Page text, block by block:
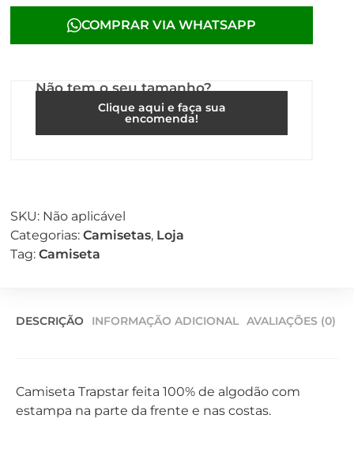
COMPRAR VIA WHATSAPP
Não tem o seu tamanho?
Clique aqui e faça sua
encomenda!
SKU: Não aplicável
Categorias: Camisetas, Loja
Tag: Camiseta
DESCRIÇÃO INFORMAÇÃO ADICIONAL AVALIAÇÕES (0)
Camiseta Trapstar feita 100% de algodão com
estampa na parte da frente e nas costas.